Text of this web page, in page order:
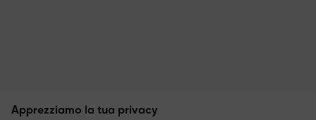
Apprezziamo la tua privacy